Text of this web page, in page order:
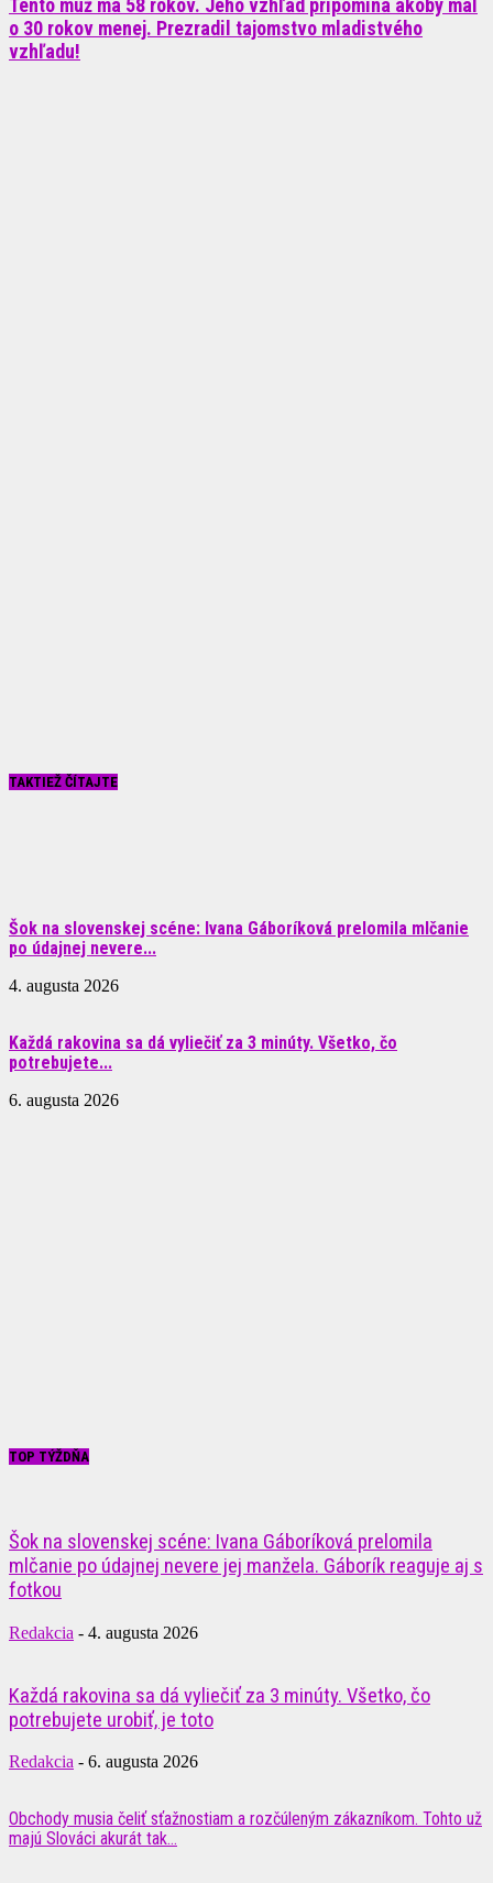
Tento muž má 58 rokov. Jeho vzhľad pripomína akoby mal
o 30 rokov menej. Prezradil tajomstvo mladistvého
vzhľadu!
TAKTIEŽ ČÍTAJTE
Šok na slovenskej scéne: Ivana Gáboríková prelomila mlčanie
po údajnej nevere...
4. augusta 2026
Každá rakovina sa dá vyliečiť za 3 minúty. Všetko, čo
potrebujete...
6. augusta 2026
TOP TÝŽDŇA
Šok na slovenskej scéne: Ivana Gáboríková prelomila
mlčanie po údajnej nevere jej manžela. Gáborík reaguje aj s
fotkou
Redakcia - 4. augusta 2026
Každá rakovina sa dá vyliečiť za 3 minúty. Všetko, čo
potrebujete urobiť, je toto
Redakcia - 6. augusta 2026
Obchody musia čeliť sťažnostiam a rozčúleným zákazníkom. Tohto už
majú Slováci akurát tak...